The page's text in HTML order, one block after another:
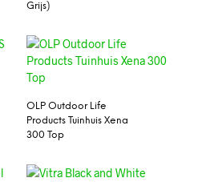
Grijs)
OLP Outdoor Life
Products Tuinhuis Xena
300 Top